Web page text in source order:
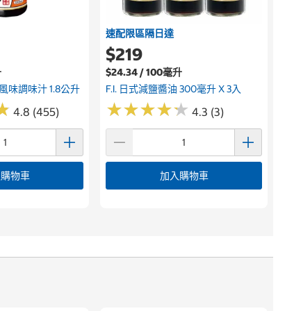
味調味汁 1.8公升
4.8 (455)
物車
速配限區隔日達
$219
$24.34 / 100毫升
F.I. 日式減鹽醬油 300毫升 X 3入
★★★★★
★★★★★ 4.3 (3)
加入購物車